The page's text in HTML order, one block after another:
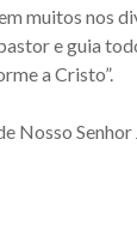
muitos nos
e guia
a Cristo”.
Nosso Senhor